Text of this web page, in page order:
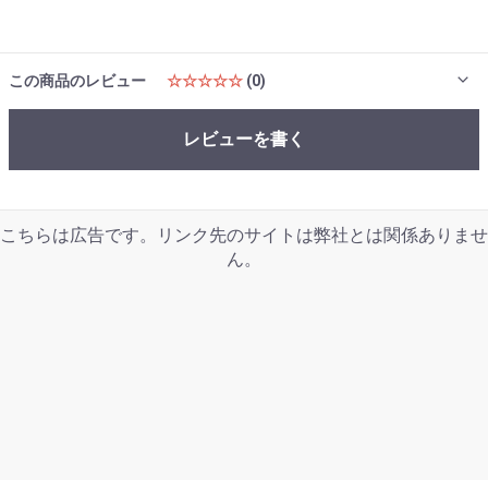
この商品のレビュー ☆☆☆☆☆ (0)
レビューを書く
こちらは広告です。リンク先のサイトは弊社とは関係ありませ
ん。